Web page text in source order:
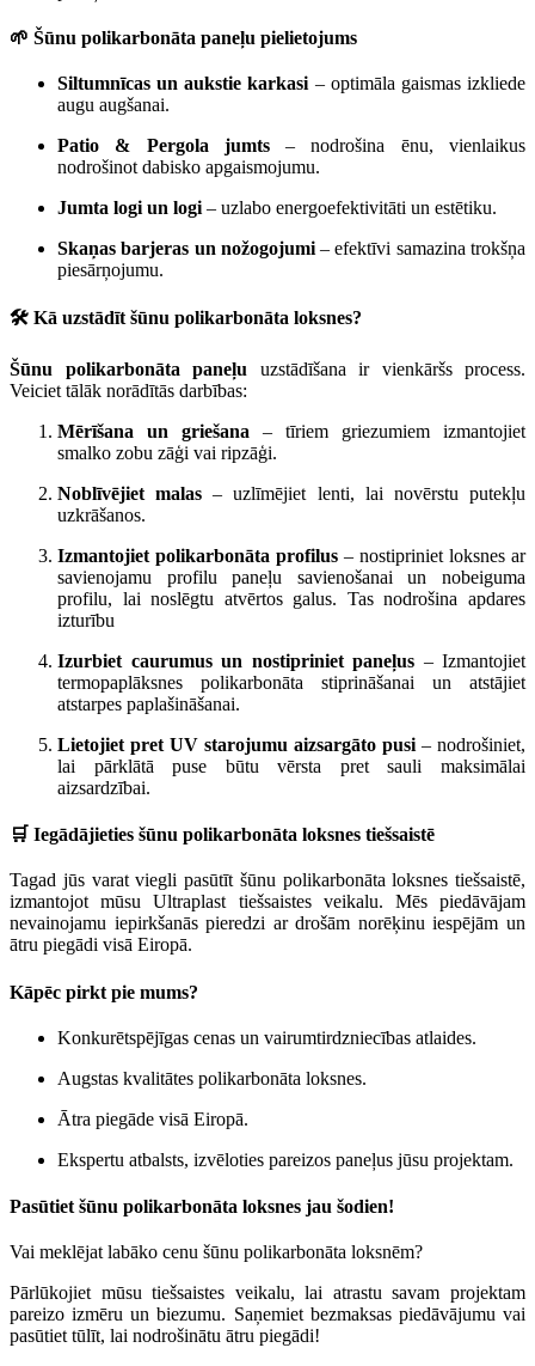
🌱 Šūnu polikarbonāta paneļu pielietojums
Siltumnīcas un aukstie karkasi – optimāla gaismas izkliede
augu augšanai.
Patio & Pergola jumts– nodrošina ēnu, vienlaikus
nodrošinot dabisko apgaismojumu.
Jumta logi un logi – uzlabo energoefektivitāti un estētiku.
Skaņas barjeras un nožogojumi– efektīvi samazina trokšņa
piesārņojumu.
🛠️ Kā uzstādīt šūnu polikarbonāta loksnes?
Šūnu polikarbonāta paneļu uzstādīšana ir vienkāršs process.
Veiciet tālāk norādītās darbības:
Mērīšana un griešana – tīriem griezumiem izmantojiet
smalko zobu zāģi vai ripzāģi.
Noblīvējiet malas – uzlīmējiet lenti, lai novērstu putekļu
uzkrāšanos.
Izmantojiet polikarbonāta profilus – nostipriniet loksnes ar
savienojamu profilu paneļu savienošanai un nobeiguma
profilu, lai noslēgtu atvērtos galus. Tas nodrošina apdares
izturību
Izurbiet caurumus un nostipriniet paneļus – Izmantojiet
termopaplāksnes polikarbonāta stiprināšanai un atstājiet
atstarpes paplašināšanai.
Lietojiet pret UV starojumu aizsargāto pusi – nodrošiniet,
lai pārklātā puse būtu vērsta pret sauli maksimālai
aizsardzībai.
🛒 Iegādājieties šūnu polikarbonāta loksnes tiešsaistē
Tagad jūs varat viegli pasūtīt šūnu polikarbonāta loksnes tiešsaistē,
izmantojot mūsu Ultraplast tiešsaistes veikalu. Mēs piedāvājam
nevainojamu iepirkšanās pieredzi ar drošām norēķinu iespējām un
ātru piegādi visā Eiropā.
Kāpēc pirkt pie mums?
Konkurētspējīgas cenas un vairumtirdzniecības atlaides.
Augstas kvalitātes polikarbonāta loksnes.
Ātra piegāde visā Eiropā.
Ekspertu atbalsts, izvēloties pareizos paneļus jūsu projektam.
Pasūtiet šūnu polikarbonāta loksnes jau šodien!
Vai meklējat labāko cenu šūnu polikarbonāta loksnēm?
Pārlūkojiet mūsu tiešsaistes veikalu, lai atrastu savam projektam
pareizo izmēru un biezumu. Saņemiet bezmaksas piedāvājumu vai
pasūtiet tūlīt, lai nodrošinātu ātru piegādi!